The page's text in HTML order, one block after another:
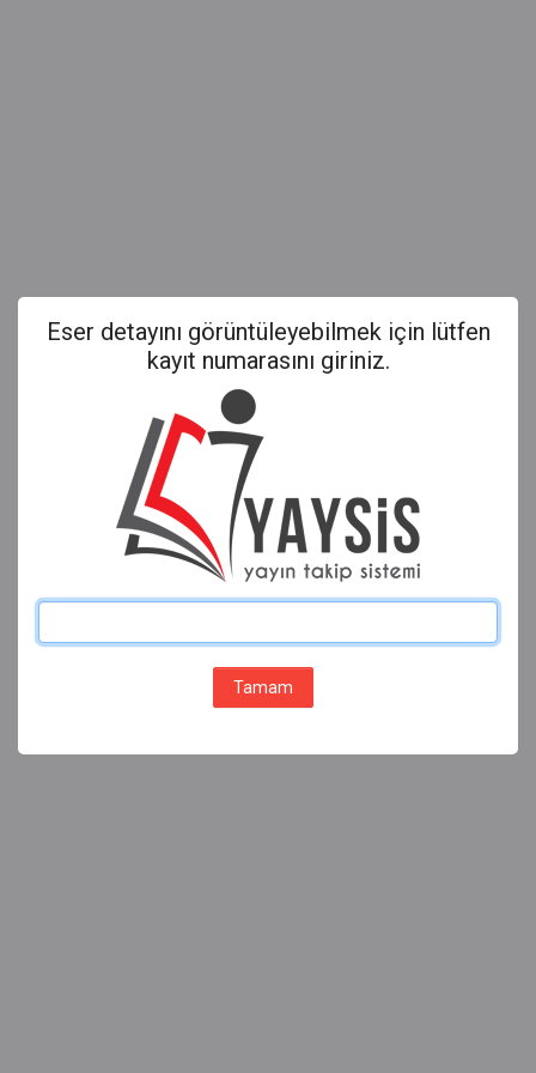
Eser detayını görüntüleyebilmek için lütfen
kayıt numarasını giriniz.
Tamam